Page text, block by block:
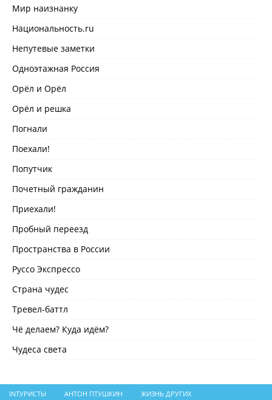
Мир наизнанку
Национальность.ru
Непутевые заметки
Одноэтажная Россия
Орёл и Орёл
Орёл и решка
Погнали
Поехали!
Попутчик
Почетный гражданин
Приехали!
Пробный переезд
Пространства в России
Руссо Экспрессо
Страна чудес
Тревел-баттл
Чё делаем? Куда идём?
Чудеса света
INТУРИСТЫ АНТОН ПТУШКИН ЖИЗНЬ ДРУГИХ